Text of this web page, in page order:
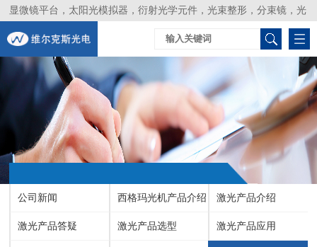
显微镜平台，太阳光模拟器，衍射光学元件，光束整形，分束镜，光
谱仪，生物激光器，光束分析仪，Layertec
公司新闻 西格玛光机产品介绍 激光产品介绍
激光产品答疑 激光产品选型 激光产品应用